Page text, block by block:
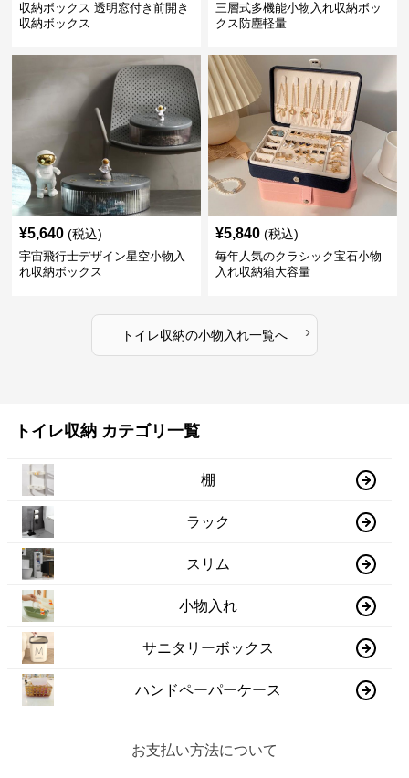
収納ボックス 透明窓付き前開き
収納ボックス
三層式多機能小物入れ収納ボッ
クス防塵軽量
¥5,640 (税込)
宇宙飛行士デザイン星空小物入
れ収納ボックス
¥5,840 (税込)
毎年人気のクラシック宝石小物
入れ収納箱大容量
トイレ収納の小物入れ一覧へ ›
トイレ収納 カテゴリ一覧
棚
ラック
スリム
小物入れ
サニタリーボックス
ハンドペーパーケース
お支払い方法について